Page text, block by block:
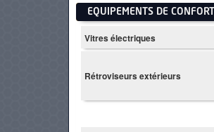
EQUIPEMENTS DE CONFORT
Vitres électriques
Rétroviseurs extérieurs